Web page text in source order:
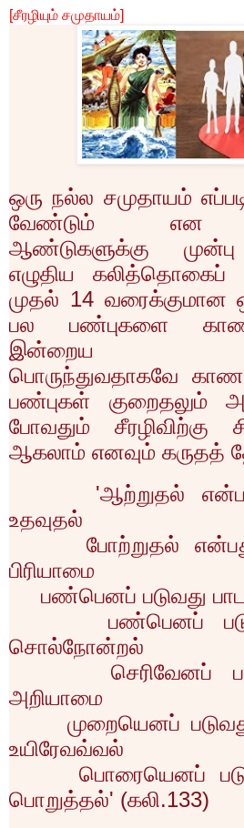
[சீரழியும் சமுதாயம்]
ஒரு நல்ல சமுதாயம்
வேண்டும் என
ஆண்டுகளுக்கு
எழுதிய கலித்தொகைப்
முதல் 14வரைக்குமான
பல பண்புகளை
இன்றைய
பொருந்துவதாகவே
பண்புகள் குறைதலும்
போவதும்
ஆகலாம் எனவும் கருதத்
'ஆற்றுதல்
உதவுதல்
போற்றுதல்
பிரியாமை
பண்பெனப் படுவது
பண்பெனப்
சொல்நோன்றல்
செரிவேனப்
அறியாமை
முறையெனப்
உயிரேவவ்வல்
பொரையெனப்
பொறுத்தல்' (கலி.133)